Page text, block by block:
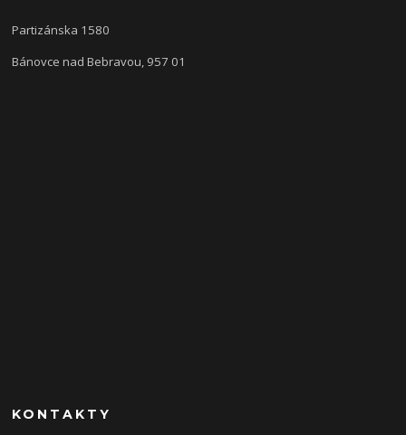
Partizánska 1580
Bánovce nad Bebravou, 957 01
KONTAKTY